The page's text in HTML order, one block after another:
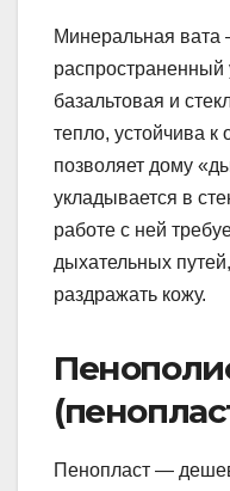
Минеральная
распространенный
базальтовая и
тепло, устойчива
позволяет дому
укладывается в
работе с ней
дыхательных
раздражать кожу.
Пенопласт —